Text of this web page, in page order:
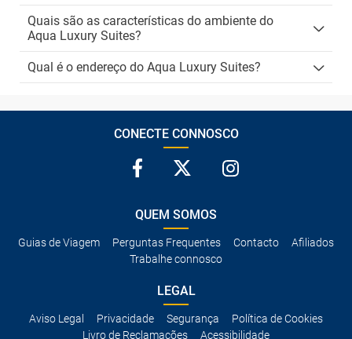
Quais são as características do ambiente do
Aqua Luxury Suites?
Qual é o endereço do Aqua Luxury Suites?
CONECTE CONNOSCO
QUEM SOMOS
Guias de Viagem Perguntas Frequentes Contacto
Afiliados
Trabalhe connosco
LEGAL
Aviso Legal Privacidade Segurança
Política de Cookies
Livro de Reclamações
Acessibilidade